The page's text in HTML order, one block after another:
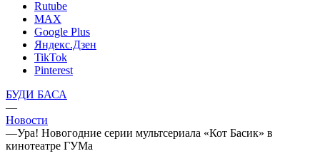
Rutube
MAX
Google Plus
Яндекс.Дзен
TikTok
Pinterest
БУДИ БАСА
—
Новости
—Ура! Новогодние серии мультсериала «Кот Басик» в
кинотеатре ГУМа